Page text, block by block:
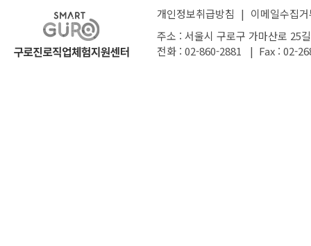
개인정보취급방침 | 이메일수집
주소 : 서울시 구로구 가마산로 25
전화 : 02-860-2881 | Fax : 02-